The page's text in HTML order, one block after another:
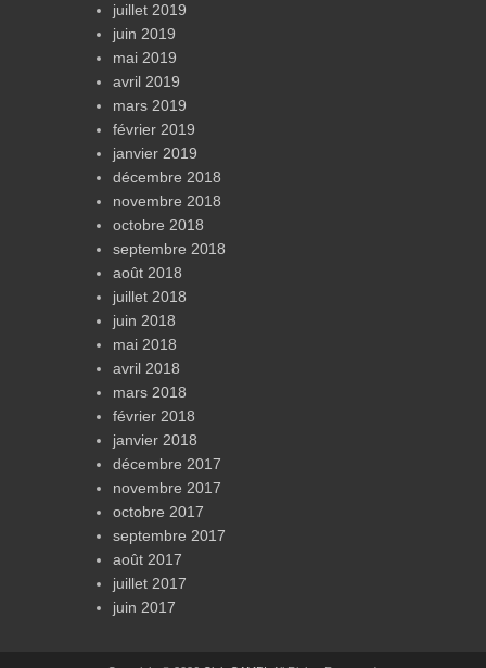
juillet 2019
juin 2019
mai 2019
avril 2019
mars 2019
février 2019
janvier 2019
décembre 2018
novembre 2018
octobre 2018
septembre 2018
août 2018
juillet 2018
juin 2018
mai 2018
avril 2018
mars 2018
février 2018
janvier 2018
décembre 2017
novembre 2017
octobre 2017
septembre 2017
août 2017
juillet 2017
juin 2017